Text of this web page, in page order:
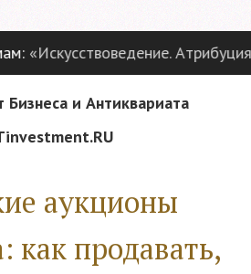
«Искусствоведение. Атрибуция
Бизнеса и Антиквариата
.RU
аукционы
как продавать,